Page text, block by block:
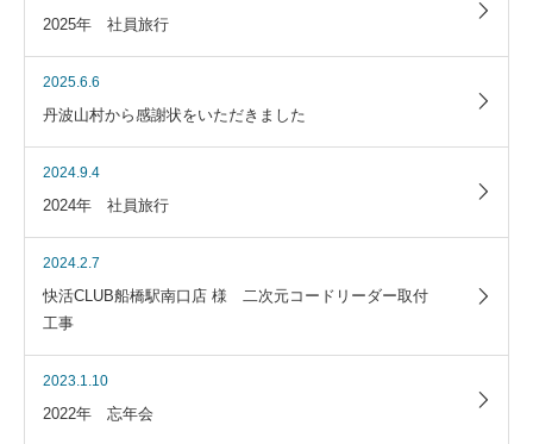
2025年 社員旅行
2025.6.6
丹波山村から感謝状をいただきました
2024.9.4
2024年 社員旅行
2024.2.7
快活CLUB船橋駅南口店 様 二次元コードリーダー取付
工事
2023.1.10
2022年 忘年会